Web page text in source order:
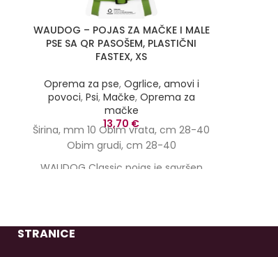
WAUDOG – POJAS ZA MAČKE I MALE
PSE SA QR PASOŠEM, PLASTIČNI
FASTEX, XS
Oprema za pse, Ogrlice, amovi i
povoci, Psi, Mačke, Oprema za
mačke
13,70 €
Širina, mm 10 Obim vrata, cm 28-40
Obim grudi, cm 28-40
WAUDOG Classic pojas je savršen
minimalistički stil sa klasikom.
STRANICE